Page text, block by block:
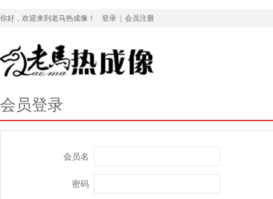
你好，欢迎来到老马热成像！ 登录 会员注册
会员登录
会员名
密码